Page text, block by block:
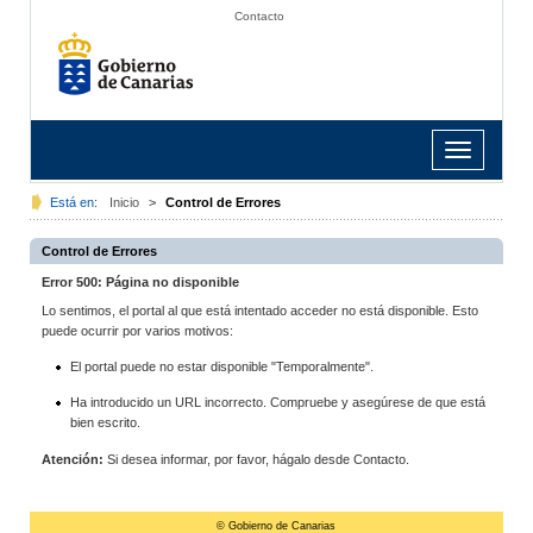
Contacto
Toggle
navigation
Está en: Inicio > Control de Errores
Control de Errores
Error 500: Página no disponible
Lo sentimos, el portal al que está intentado acceder no está disponible. Esto
puede ocurrir por varios motivos:
El portal puede no estar disponible "Temporalmente".
Ha introducido un URL incorrecto. Compruebe y asegúrese de que está
bien escrito.
Atención: Si desea informar, por favor, hágalo desde Contacto.
© Gobierno de Canarias